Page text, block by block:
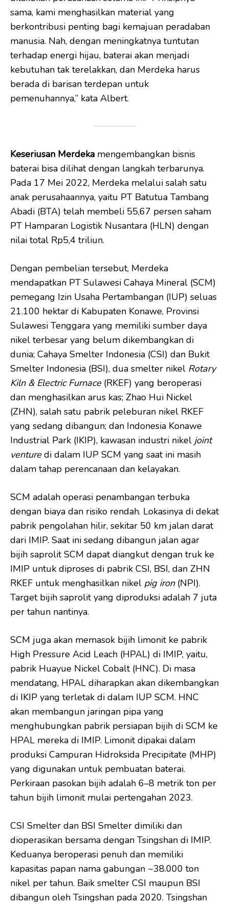
sama, kami menghasilkan material yang
berkontribusi penting bagi kemajuan peradaban
manusia. Nah, dengan meningkatnya tuntutan
terhadap energi hijau, baterai akan menjadi
kebutuhan tak terelakkan, dan Merdeka harus
berada di barisan terdepan untuk
pemenuhannya,” kata Albert.
Keseriusan Merdeka mengembangkan bisnis
baterai bisa dilihat dengan langkah terbarunya.
Pada 17 Mei 2022, Merdeka melalui salah satu
anak perusahaannya, yaitu PT Batutua Tambang
Abadi (BTA) telah membeli 55,67 persen saham
PT Hamparan Logistik Nusantara (HLN) dengan
nilai total Rp5,4 triliun.
Dengan pembelian tersebut, Merdeka
mendapatkan PT Sulawesi Cahaya Mineral (SCM)
pemegang Izin Usaha Pertambangan (IUP) seluas
21.100 hektar di Kabupaten Konawe, Provinsi
Sulawesi Tenggara yang memiliki sumber daya
nikel terbesar yang belum dikembangkan di
dunia; Cahaya Smelter Indonesia (CSI) dan Bukit
Smelter Indonesia (BSI), dua smelter nikel Rotary
Kiln & Electric Furnace(RKEF) yang beroperasi
dan menghasilkan arus kas; Zhao Hui Nickel
(ZHN), salah satu pabrik peleburan nikel RKEF
yang sedang dibangun; dan Indonesia Konawe
Industrial Park (IKIP), kawasan industri nikel joint
venturedi dalam IUP SCM yang saat ini masih
dalam tahap perencanaan dan kelayakan.
SCM adalah operasi penambangan terbuka
dengan biaya dan risiko rendah. Lokasinya di dekat
pabrik pengolahan hilir, sekitar 50 km jalan darat
dari IMIP. Saat ini sedang dibangun jalan agar
bijih saprolit SCM dapat diangkut dengan truk ke
IMIP untuk diproses di pabrik CSI, BSI, dan ZHN
RKEF untuk menghasilkan nikel pig iron(NPI).
Target bijih saprolit yang diproduksi adalah 7 juta
per tahun nantinya.
SCM juga akan memasok bijih limonit ke pabrik
High Pressure Acid Leach (HPAL) di IMIP, yaitu,
pabrik Huayue Nickel Cobalt (HNC). Di masa
mendatang, HPAL diharapkan akan dikembangkan
di IKIP yang terletak di dalam IUP SCM. HNC
akan membangun jaringan pipa yang
menghubungkan pabrik persiapan bijih di SCM ke
HPAL mereka di IMIP. Limonit dipakai dalam
produksi Campuran Hidroksida Precipitate (MHP)
yang digunakan untuk pembuatan baterai.
Perkiraan pasokan bijih adalah 6–8 metrik ton per
tahun bijih limonit mulai pertengahan 2023.
CSI Smelter dan BSI Smelter dimiliki dan
dioperasikan bersama dengan Tsingshan di IMIP.
Keduanya beroperasi penuh dan memiliki
kapasitas papan nama gabungan ~38.000 ton
nikel per tahun. Baik smelter CSI maupun BSI
dibangun oleh Tsingshan pada 2020. Tsingshan